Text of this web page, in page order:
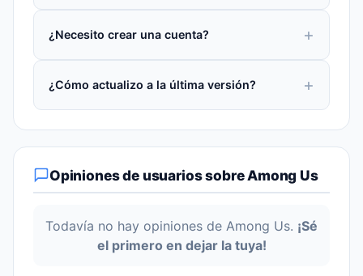
¿Necesito crear una cuenta?
¿Cómo actualizo a la última versión?
Opiniones de usuarios sobre Among Us
Todavía no hay opiniones de Among Us. ¡Sé
el primero en dejar la tuya!